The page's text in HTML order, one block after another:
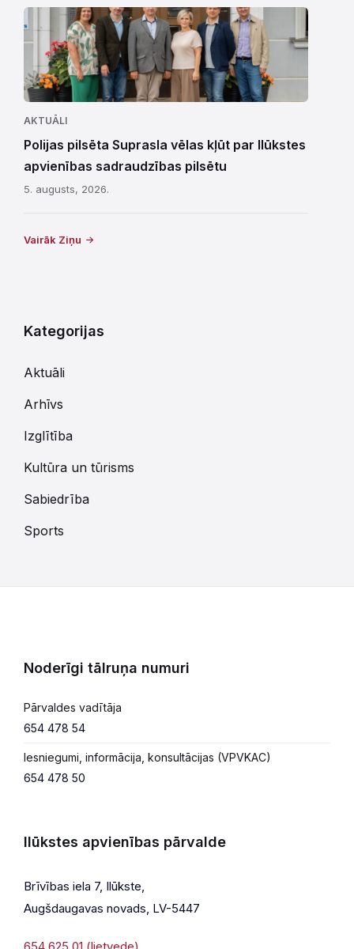
AKTUĀLI
Polijas pilsēta Suprasla vēlas kļūt par Ilūkstes
apvienības sadraudzības pilsētu
5. augusts, 2026.
Vairāk Ziņu
Kategorijas
Aktuāli
Arhīvs
Izglītība
Kultūra un tūrisms
Sabiedrība
Sports
Noderīgi tālruņa numuri
Pārvaldes vadītāja
654 478 54
Iesniegumi, informācija, konsultācijas (VPVKAC)
654 478 50
Ilūkstes apvienības pārvalde
Brīvības iela 7, Ilūkste,
Augšdaugavas novads, LV-5447